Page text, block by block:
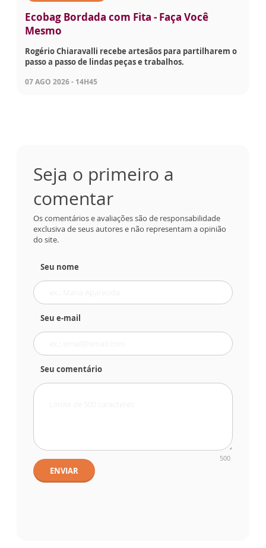
Ecobag Bordada com Fita - Faça Você
Mesmo
Rogério Chiaravalli recebe artesãos para partilharem o
passo a passo de lindas peças e trabalhos.
07 AGO 2026 - 14H45
Seja o primeiro a
comentar
Os comentários e avaliações são de responsabilidade
exclusiva de seus autores e não representam a opinião
do site.
Seu nome
Seu e-mail
Seu comentário
500
ENVIAR